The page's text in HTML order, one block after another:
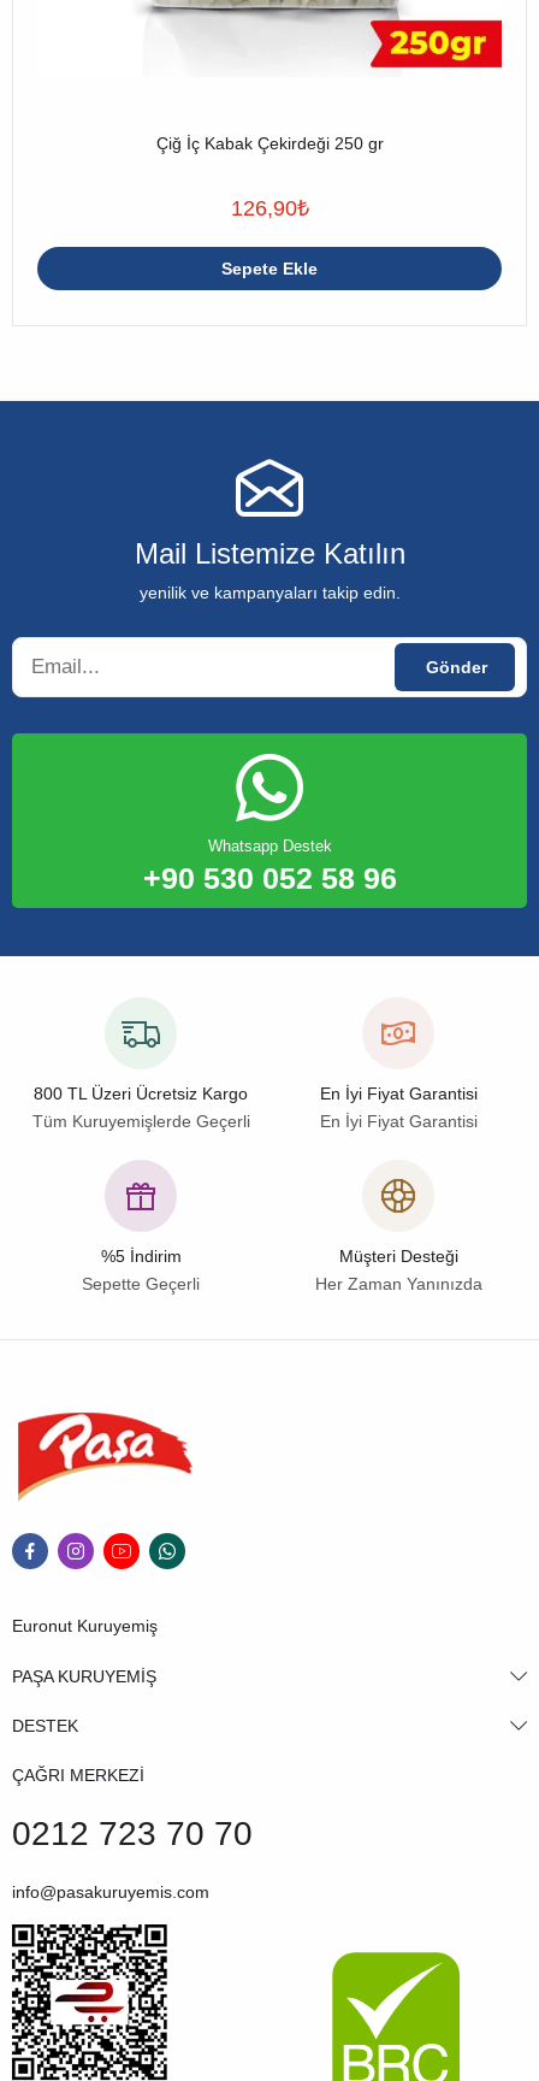
Çiğ İç Kabak Çekirdeği 250 gr
126,90₺
Sepete Ekle
Mail Listemize Katılın
yenilik ve kampanyaları takip edin.
Whatsapp Destek
+90 530 052 58 96
800 TL Üzeri Ücretsiz Kargo
Tüm Kuruyemişlerde Geçerli
En İyi Fiyat Garantisi
En İyi Fiyat Garantisi
%5 İndirim
Sepette Geçerli
Müşteri Desteği
Her Zaman Yanınızda
Euronut Kuruyemiş
PAŞA KURUYEMİŞ
DESTEK
ÇAĞRI MERKEZİ
0212 723 70 70
info@pasakuruyemis.com